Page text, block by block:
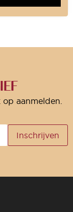
aanmelden.